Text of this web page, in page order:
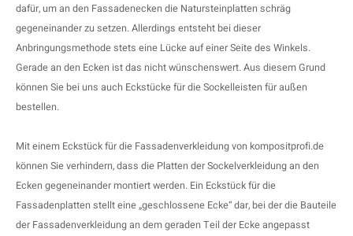
dafür, um an den Fassadenecken die Natursteinplatten schräg
gegeneinander zu setzen. Allerdings entsteht bei dieser
Anbringungsmethode stets eine Lücke auf einer Seite des Winkels.
Gerade an den Ecken ist das nicht wünschenswert. Aus diesem Grund
können Sie bei uns auch Eckstücke für die Sockelleisten für außen
bestellen.
Mit einem Eckstück für die Fassadenverkleidung von kompositprofi.de
können Sie verhindern, dass die Platten der Sockelverkleidung an den
Ecken gegeneinander montiert werden. Ein Eckstück für die
Fassadenplatten stellt eine „geschlossene Ecke“ dar, bei der die Bauteile
der Fassadenverkleidung an dem geraden Teil der Ecke angepasst